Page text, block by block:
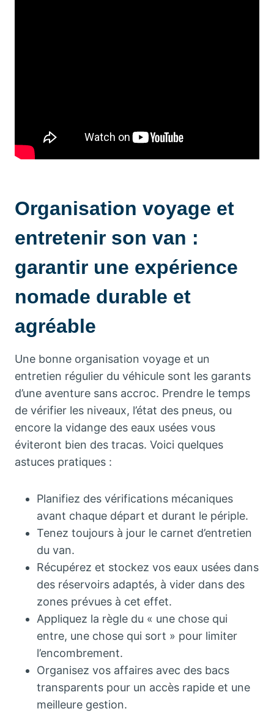
Organisation voyage et
entretenir son van :
garantir une expérience
nomade durable et
agréable
Une bonne organisation voyage et un
entretien régulier du véhicule sont les garants
d’une aventure sans accroc. Prendre le temps
de vérifier les niveaux, l’état des pneus, ou
encore la vidange des eaux usées vous
éviteront bien des tracas. Voici quelques
astuces pratiques :
Planifiez des vérifications mécaniques
avant chaque départ et durant le périple.
Tenez toujours à jour le carnet d’entretien
du van.
Récupérez et stockez vos eaux usées dans
des réservoirs adaptés, à vider dans des
zones prévues à cet effet.
Appliquez la règle du « une chose qui
entre, une chose qui sort » pour limiter
l’encombrement.
Organisez vos affaires avec des bacs
transparents pour un accès rapide et une
meilleure gestion.